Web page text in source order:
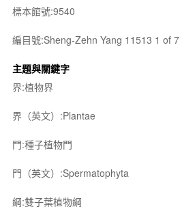
標本館號:9540
編目號:Sheng-Zehn Yang 11513 1 of 7
主題與關鍵字
界:植物界
界（英文）:Plantae
門:種子植物門
門（英文）:Spermatophyta
綱:雙子葉植物綱